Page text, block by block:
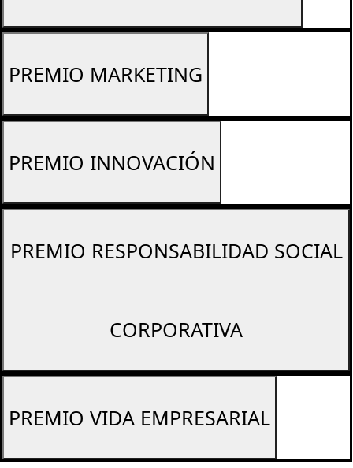
PREMIO MARKETING
PREMIO INNOVACIÓN
PREMIO RESPONSABILIDAD SOCIAL
CORPORATIVA
PREMIO VIDA EMPRESARIAL